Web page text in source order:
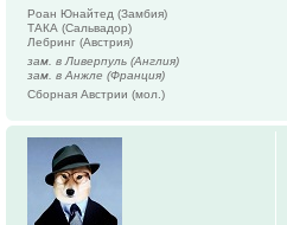
Роан Юнайтед (Замбия)
ТАКА (Сальвадор)
Лебринг (Австрия)
зам. в Ливерпуль (Англия)
зам. в Анжле (Франция)
Сборная Австрии (мол.)